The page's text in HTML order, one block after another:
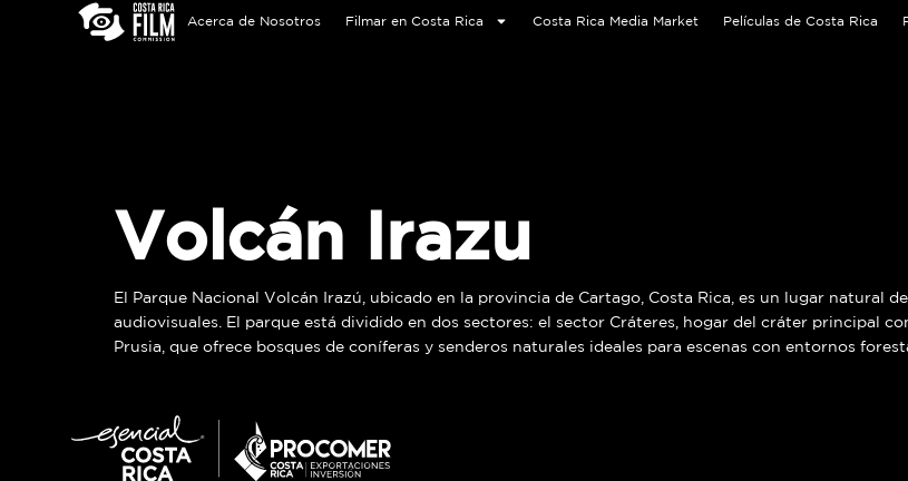
Acerca de Nosotros Filmar en Costa Rica Costa Rica Media Market Películas de Costa Rica
Volcán Irazu
El Parque Nacional Volcán Irazú, ubicado en la provincia de Cartago, Costa Rica, es un lugar natural
audiovisuales. El parque está dividido en dos sectores: el sector Cráteres, hogar del cráter principal
Prusia, que ofrece bosques de coníferas y senderos naturales ideales para escenas con entornos